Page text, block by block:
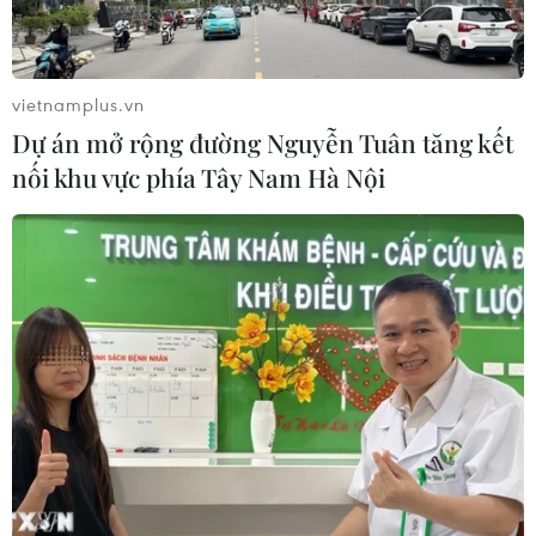
Toàn cảnh thế giới: Israel
cảnh báo trước khả năng Mỹ tấn
02/08/2026 04:00
Israel nâng mức cảnh báo trước khả
năng Mỹ tấn công Iran
02/08/2026 01:10
Xem thêm
vietnamplus.vn
Dự án mở rộng đường Nguyễn Tuân tăng kết
nối khu vực phía Tây Nam Hà Nội